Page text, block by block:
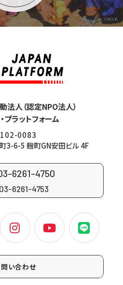
©KnK
人（認定NPO法人）
プラットフォーム
102-0083
3-6-5 麹町GN安田ビル 4F
6261-4750
6261-4753
い合わせ